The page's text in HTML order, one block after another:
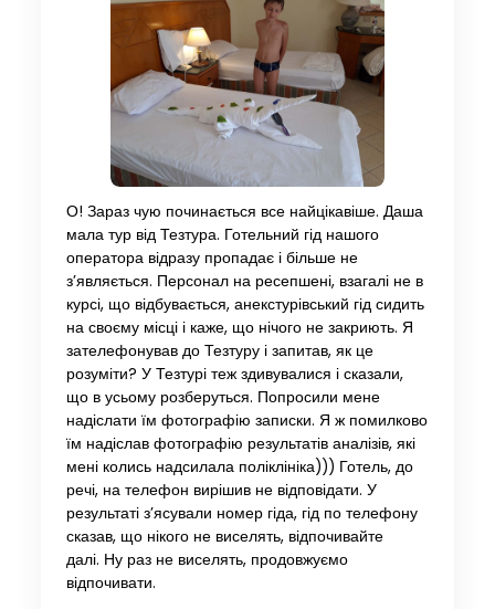
О! Зараз чую починається все найцікавіше. Даша
мала тур від Тезтура. Готельний гід нашого
оператора відразу пропадає і більше не
з’являється. Персонал на ресепшені, взагалі не в
курсі, що відбувається, анекстурівський гід сидить
на своєму місці і каже, що нічого не закриють. Я
зателефонував до Тезтуру і запитав, як це
розуміти? У Тезтурі теж здивувалися і сказали,
що в усьому розберуться. Попросили мене
надіслати їм фотографію записки. Я ж помилково
їм надіслав фотографію результатів аналізів, які
мені колись надсилала поліклініка))) Готель, до
речі, на телефон вирішив не відповідати. У
результаті з’ясували номер гіда, гід по телефону
сказав, що нікого не виселять, відпочивайте
далі. Ну раз не виселять, продовжуємо
відпочивати.